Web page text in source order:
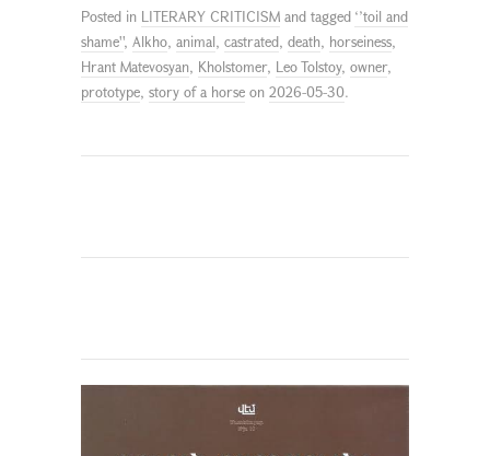
Posted in LITERARY CRITICISM and tagged ‘’toil and
shame'', Alkho, animal, castrated, death, horseiness,
Hrant Matevosyan, Kholstomer, Leo Tolstoy, owner,
prototype, story of a horse on 2026-05-30.